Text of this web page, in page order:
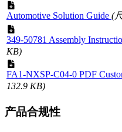
Automotive Solution Guide (
349-50781 Assembly
KB)
FA1-NXSP-C04-0 PDF
132.9 KB)
产品合规性